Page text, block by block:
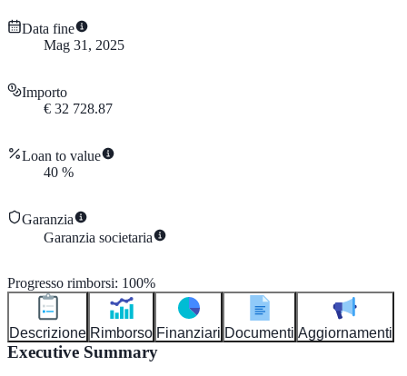
Data fine
Mag 31, 2025
Importo
€ 32 728.87
Loan to value
40 %
Garanzia
Garanzia societaria
Progresso rimborsi: 100%
Descrizione Rimborso Finanziari Documenti Aggiornamenti
Executive Summary